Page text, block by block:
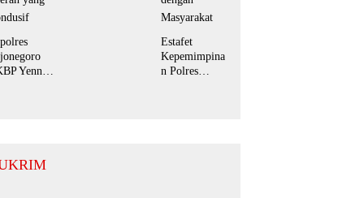
Yenni
untuk
Estafet
Kepemimpina
n Polres